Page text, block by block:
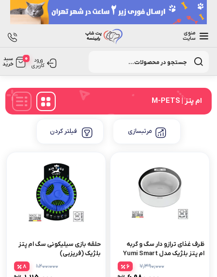
منوی
سایت
search ورود
کاربری
0 سبد
خرید
ام پتز | M-PETS
مرتبسازی فیلتر کردن
ظرف غذای ترازو دار سگ و گربه
ام پتز بلژیک مدل Yumi Smart
۷,۳۹۰,۰۰۰ 6
حلقه بازی سیلیکونی سگ ام پتز
بلژیک (فریزبی)
۱،۲۰۰،۰۰۰ 8